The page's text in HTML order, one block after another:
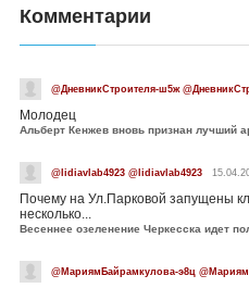
Комментарии
@ДневникСтроителя-ш5ж
Молодец
Альберт Кенжев вновь признан лучший
@lidiavlab4923 @lidiavlab4923
Почему на Ул.Парковой запущены
несколько...
Весеннее озеленение Черкесска идет
@МариямБайрамкулова-э8ц